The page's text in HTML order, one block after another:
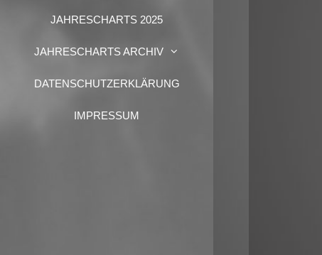
JAHRESCHARTS 2025
JAHRESCHARTS ARCHIV
DATENSCHUTZERKLÄRUNG
IMPRESSUM